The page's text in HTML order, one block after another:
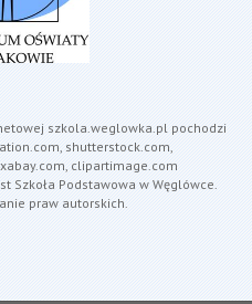
szkola.weglowka.pl pochodzi
shutterstock.com,
clipartimage.com
Szkoła Podstawowa w Węglówce.
praw autorskich.